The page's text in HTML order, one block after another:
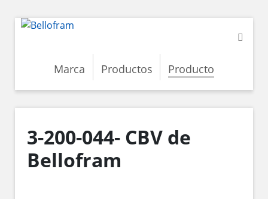
Marca Productos Producto
3-200-044- CBV de
Bellofram